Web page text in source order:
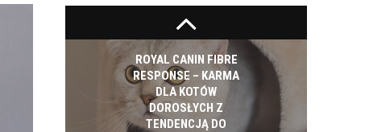
ROYAL CANIN FIBRE
RESPONSE – KARMA
DLA KOTÓW
DOROSŁYCH Z
TENDENCJĄ DO